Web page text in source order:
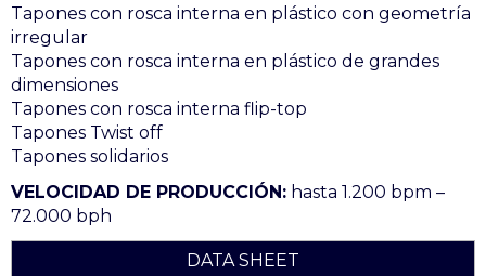
Tapones con rosca interna en plástico con geometría
irregular
Tapones con rosca interna en plástico de grandes
dimensiones
Tapones con rosca interna flip-top
Tapones Twist off
Tapones solidarios
VELOCIDAD DE PRODUCCIÓN: hasta 1.200 bpm –
72.000 bph
DATA SHEET